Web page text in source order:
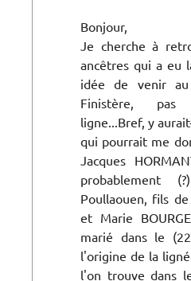
Bonjour,
Je cherche à
ancêtres qui a eu
idée de venir
Finistère, pas
ligne...Bref, y
qui pourrait me
Jacques
probablement
Poullaouen, fils
et Marie
marié dans le
l'origine de la
l'on trouve dans